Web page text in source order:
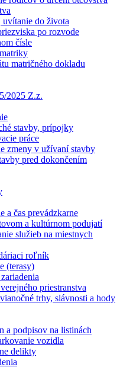
uvítanie do života
po rozvode
čísle
matričného dokladu
2025 Z.z.
stavby, prípojky
práce
zmeny v užívaní stavby
pred dokončením
a čas prevádzkarne
a kultúrnom podujatí
služieb na miestnych
roľník
(terasy)
priestranstva
trhy, slávnosti a hody
a podpisov na listinách
vozidla
delikty